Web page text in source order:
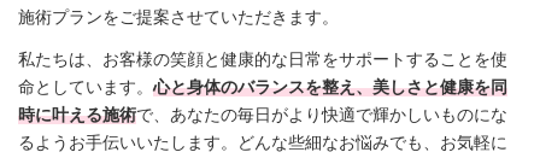
施術プランをご提案させていただきます。
私たちは、お客様の笑顔と健康的な日常をサポートすることを使
命としています。 心と身体のバランスを整え、美しさと健康を同
時に叶える施術で、あなたの毎日がより快適で輝かしいものにな
るようお手伝いいたします。どんな些細なお悩みでも、お気軽に